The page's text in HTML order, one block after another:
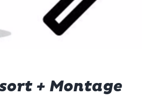
+ Montage